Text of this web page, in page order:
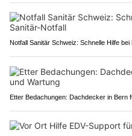
Notfall Sanitär Schweiz: Schnelle Hilfe
Etter Bedachungen: Dachdecker in Bern